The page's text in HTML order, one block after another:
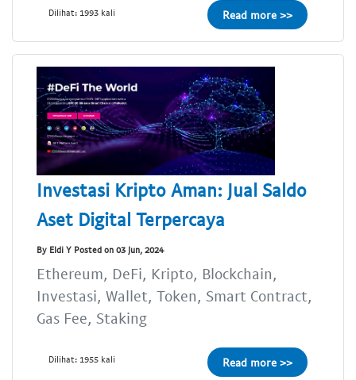
Dilihat: 1993 kali Read more >>
Investasi Kripto Aman: Jual Saldo
Aset Digital Terpercaya
By Eldi Y Posted on 03 Jun, 2024
Ethereum, DeFi, Kripto, Blockchain,
Investasi, Wallet, Token, Smart Contract,
Gas Fee, Staking
Dilihat: 1955 kali Read more >>